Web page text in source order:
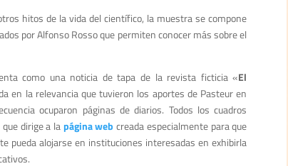
hitos de la vida del científico, la muestra se compone
por Alfonso Rosso que permiten conocer más sobre el
como una noticia de tapa de la revista ficticia «El
en la relevancia que tuvieron los aportes de Pasteur en
ocuparon páginas de diarios. Todos los cuadros
dirige a lapágina web creada especialmente para que
pueda alojarse en instituciones interesadas en exhibirla